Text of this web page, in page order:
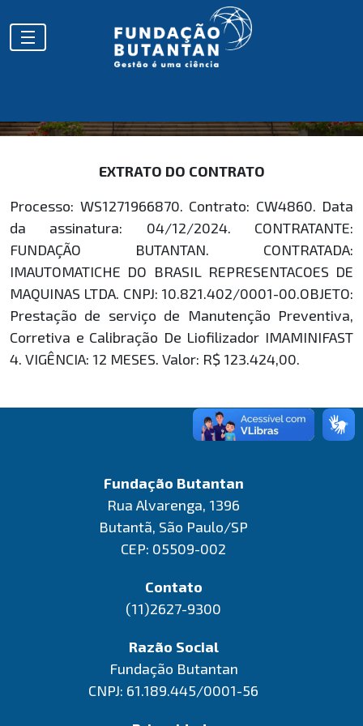
EXTRATOS
EXTRATO DO CONTRATO
Processo: WS1271966870. Contrato: CW4860. Data
da assinatura: 04/12/2024. CONTRATANTE:
FUNDAÇÃO BUTANTAN. CONTRATADA:
IMAUTOMATICHE DO BRASIL REPRESENTACOES DE
MAQUINAS LTDA. CNPJ: 10.821.402/0001-00.OBJETO:
Prestação de serviço de Manutenção Preventiva,
Corretiva e Calibração De Liofilizador IMAMINIFAST
4. VIGÊNCIA: 12 MESES. Valor: R$ 123.424,00.
Fundação Butantan
Rua Alvarenga, 1396
Butantã, São Paulo/SP
CEP: 05509-002
Contato
(11)2627-9300
Razão Social
Fundação Butantan
CNPJ: 61.189.445/0001-56